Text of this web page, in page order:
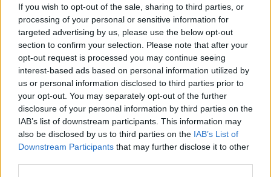
If you wish to opt-out of the sale, sharing to third parties, or
processing of your personal or sensitive information for
targeted advertising by us, please use the below opt-out
section to confirm your selection. Please note that after your
opt-out request is processed you may continue seeing
interest-based ads based on personal information utilized by
us or personal information disclosed to third parties prior to
your opt-out. You may separately opt-out of the further
disclosure of your personal information by third parties on the
IAB’s list of downstream participants. This information may
also be disclosed by us to third parties on the IAB’s List of
Downstream Participants that may further disclose it to other
a benzin nagykereskedelmi ára a hét közepén nem változik
a friss adatok szerint. Így az aktuális átlagárakat
figyelembe véve szerdától az alábbi átlagárakon
tankolhatunk a kutakon: 95-ös benzin: 562 Ft/liter Gázolaj:
587 Ft/liter Bujdos Eszter, a holtankoljak ügyvezetője
szerint kedvezőek a kilátások...
KEDVES OLVASÓNK!
A keresett cikk a portfolio.hu hírarchívumához